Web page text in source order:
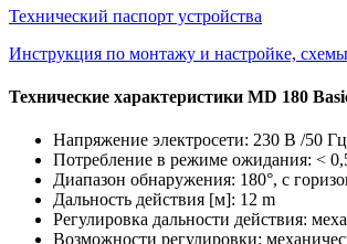
Технический паспорт устройства
Инструкция по монтажу и настройке,
Технические характеристики MD 180
Напряжение электросети: 230 В /50 Гц
Потребление в режиме ожидания: <
Диапазон обнаружения: 180°, с
Дальность действия [м]: 12 m
Регулировка дальности действия:
Возможности регулировки: